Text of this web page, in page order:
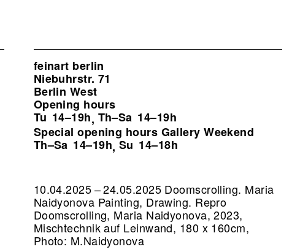
feinart berlin
Niebuhrstr. 71
Berlin West
Opening hours
Tu 14–19h, Th–Sa 14–19h
Special opening hours Gallery Weekend
Th–Sa 14–19h, Su 14–18h
10.04.2025 – 24.05.2025 Doomscrolling. Maria
Naidyonova Painting, Drawing. Repro
Doomscrolling, Maria Naidyonova, 2023,
Mischtechnik auf Leinwand, 180 x 160cm,
Photo: M.Naidyonova